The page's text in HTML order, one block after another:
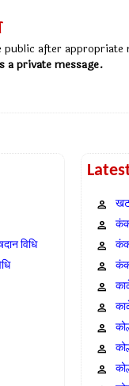
after appropriate
a private message.
विधि